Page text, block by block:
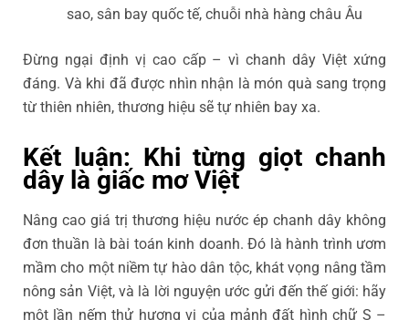
sao, sân bay quốc tế, chuỗi nhà hàng châu Âu
Đừng ngại định vị cao cấp – vì chanh dây Việt xứng
đáng. Và khi đã được nhìn nhận là món quà sang trọng
từ thiên nhiên, thương hiệu sẽ tự nhiên bay xa.
Kết luận: Khi từng giọt chanh
dây là giấc mơ Việt
Nâng cao giá trị thương hiệu nước ép chanh dây không
đơn thuần là bài toán kinh doanh. Đó là hành trình ươm
mầm cho một niềm tự hào dân tộc, khát vọng nâng tầm
nông sản Việt, và là lời nguyện ước gửi đến thế giới: hãy
một lần nếm thử hương vị của mảnh đất hình chữ S –